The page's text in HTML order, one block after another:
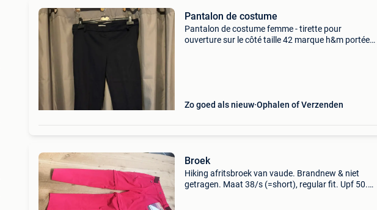
Pantalon de costume
Pantalon de costume femme - tirette pour
ouverture sur le côté taille 42 marque h&m portée
Zo goed als nieuw Ophalen of Verzenden
Broek
Hiking afritsbroek van vaude. Brandnew & niet
getragen. Maat 38/s (=short), regular fit. Upf 50.